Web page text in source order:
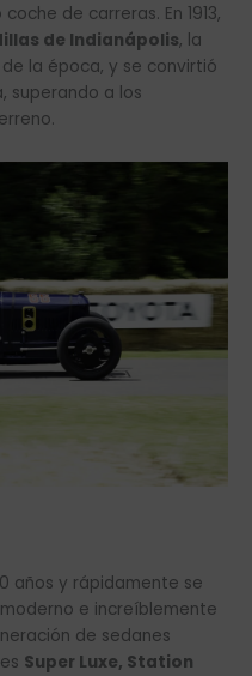
de carreras. En 1913,
de Indianápolis, la
la época, y se convirtió
superando a los
años y rápidamente se
e increíblemente
de sedanes
Super Luxe, Station